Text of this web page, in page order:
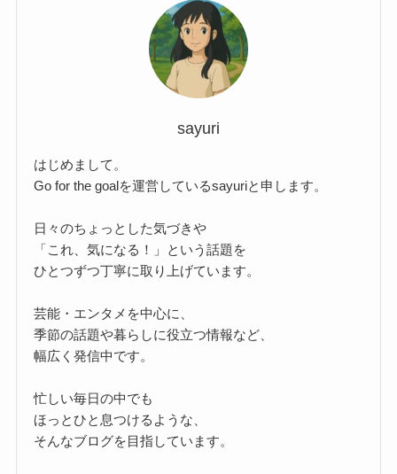
sayuri
はじめまして。
Go for the goalを運営しているsayuriと申します。
日々のちょっとした気づきや
「これ、気になる！」という話題を
ひとつずつ丁寧に取り上げています。
芸能・エンタメを中心に、
季節の話題や暮らしに役立つ情報など、
幅広く発信中です。
忙しい毎日の中でも
ほっとひと息つけるような、
そんなブログを目指しています。